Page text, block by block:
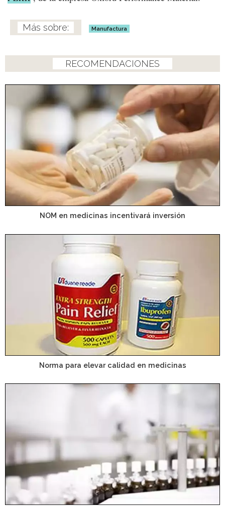
Manufactura
RECOMENDACIONES
NOM en medicinas incentivará inversión
Norma para elevar calidad en medicinas